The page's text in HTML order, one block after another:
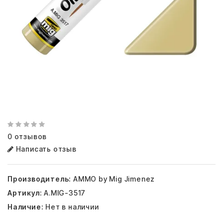
0 отзывов
Написать отзыв
Производитель: AMMO by Mig Jimenez
Артикул: A.MIG-3517
Наличие: Нет в наличии